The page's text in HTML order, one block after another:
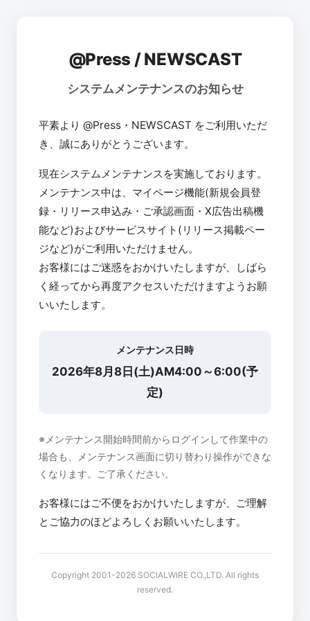
@Press / NEWSCAST
システムメンテナンスのお知らせ
平素より @Press・NEWSCAST をご利用いただ
き、誠にありがとうございます。
現在システムメンテナンスを実施しております。
メンテナンス中は、マイページ機能(新規会員登
録・リリース申込み・ご承認画面・X広告出稿機
能など)およびサービスサイト(リリース掲載ペー
ジなど)がご利用いただけません。
お客様にはご迷惑をおかけいたしますが、しばら
く経ってから再度アクセスいただけますようお願
いいたします。
メンテナンス日時
2026年8月8日(土)AM4:00～6:00(予
定)
※メンテナンス開始時間前からログインして作業中の
場合も、メンテナンス画面に切り替わり操作ができな
くなります。ご了承ください。
お客様にはご不便をおかけいたしますが、ご理解
とご協力のほどよろしくお願いいたします。
Copyright 2001-2026 SOCIALWIRE CO.,LTD. All rights
reserved.